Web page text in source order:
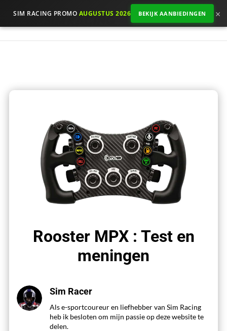
SIM RACING PROMO AUGUSTUS 2026 BEKIJK AANBIEDINGEN ×
Rooster MPX : Test en
meningen
Sim Racer
Als e-sportcoureur en liefhebber van Sim Racing
heb ik besloten om mijn passie op deze website te
delen.